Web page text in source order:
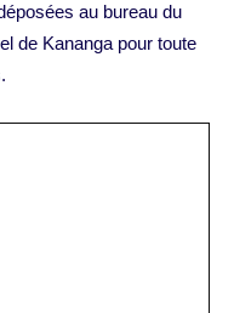
au bureau du
de Kananga pour toute